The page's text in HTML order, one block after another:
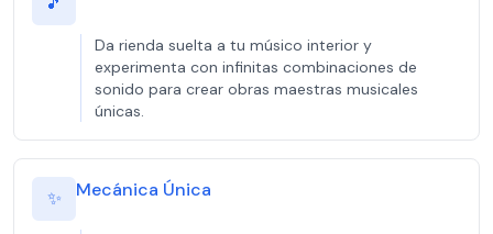
Da rienda suelta a tu músico interior y
experimenta con infinitas combinaciones de
sonido para crear obras maestras musicales
únicas.
✨ Mecánica Única